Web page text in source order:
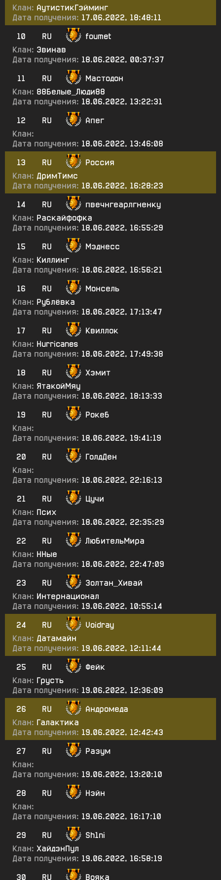
Клан: АутистикГэйминг
Дата получения: 17.06.2022, 18:48:11
10
RU
foumet
Клан: Эвинав
Дата получения: 18.06.2022, 00:37:37
11
RU
Мастодон
Клан: 88Белые_Люди88
Дата получения: 18.06.2022, 13:22:31
12
RU
Апег
Клан:
Дата получения: 18.06.2022, 13:46:08
13
RU
Россия
Клан: ДримТимс
Дата получения: 18.06.2022, 16:28:23
14
RU
пвечнгеарлгненку
Клан: Раскайфофка
Дата получения: 18.06.2022, 16:55:29
15
RU
Мэднесс
Клан: Киллинг
Дата получения: 18.06.2022, 16:56:21
16
RU
Монсель
Клан: Рублёвка
Дата получения: 18.06.2022, 17:13:47
17
RU
Квиллок
Клан: Hurricanes
Дата получения: 18.06.2022, 17:49:38
18
RU
Хэмит
Клан: ЯтакойМяу
Дата получения: 18.06.2022, 18:13:33
19
RU
Рокеб
Клан:
Дата получения: 18.06.2022, 19:41:19
20
RU
ГолдДен
Клан:
Дата получения: 18.06.2022, 22:16:13
21
RU
Цучи
Клан: Псих
Дата получения: 18.06.2022, 22:35:29
22
RU
ЛюбительМира
Клан: ННые
Дата получения: 18.06.2022, 22:47:09
23
RU
Золтан_Хивай
Клан: Интернационал
Дата получения: 19.06.2022, 10:55:14
24
RU
Voidray
Клан: Датамайн
Дата получения: 19.06.2022, 12:11:44
25
RU
Фейк
Клан: Грусть
Дата получения: 19.06.2022, 12:36:09
26
RU
Андромеда
Клан: Галактика
Дата получения: 19.06.2022, 12:42:43
27
RU
Разум
Клан:
Дата получения: 19.06.2022, 13:20:10
28
RU
Нэйн
Клан:
Дата получения: 19.06.2022, 16:17:10
29
RU
Sh1ni
Клан: ХайдэнПул
Дата получения: 19.06.2022, 16:58:19
30
RU Вояка